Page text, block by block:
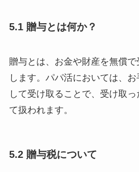
5.1 贈与とは何か？
贈与とは、お金や財産を無償
します。パパ活においては、
して受け取ることで、受け取
て扱われます。
5.2 贈与税について